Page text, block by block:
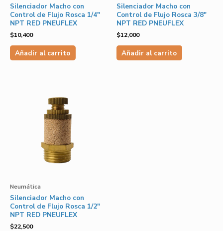
Silenciador Macho con
Control de Flujo Rosca 1/4″
NPT RED PNEUFLEX
$10,400
Añadir al carrito
Silenciador Macho con
Control de Flujo Rosca 3/8″
NPT RED PNEUFLEX
$12,000
Añadir al carrito
Neumática
Silenciador Macho con
Control de Flujo Rosca 1/2″
NPT RED PNEUFLEX
$22,500